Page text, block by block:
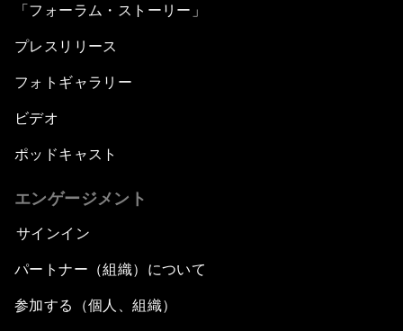
「フォーラム・ストーリー」
プレスリリース
フォトギャラリー
ビデオ
ポッドキャスト
エンゲージメント
サインイン
パートナー（組織）について
参加する（個人、組織）